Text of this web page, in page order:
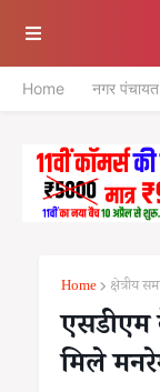
Home नगर पंचायत
Home क्षेत्रीय
एसडीएम
मिले